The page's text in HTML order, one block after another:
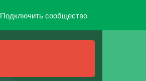
Подключить сообщество